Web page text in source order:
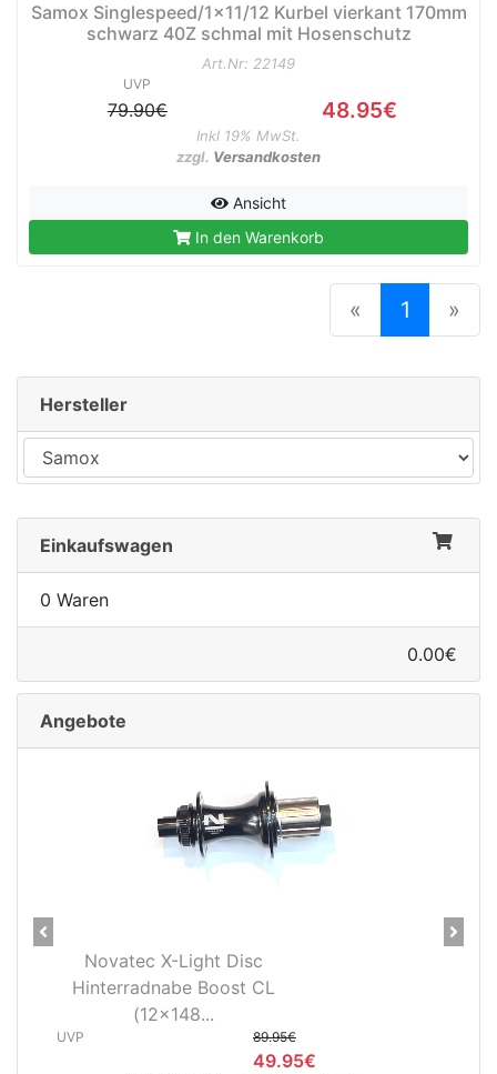
Samox Singlespeed/1x11/12 Kurbel vierkant 170mm
schwarz 40Z schmal mit Hosenschutz
Art.Nr: 22149
UVP
79.90€ 48.95€
Inkl 19% MwSt.
zzgl. Versandkosten
Ansicht
In den Warenkorb
« 1 »
Hersteller
Einkaufswagen
0 Waren
0.00€
Angebote
Novatec X-Light Disc
Hinterradnabe Boost CL
(12x148...
UVP 89.95€
49.95€
Previous Next